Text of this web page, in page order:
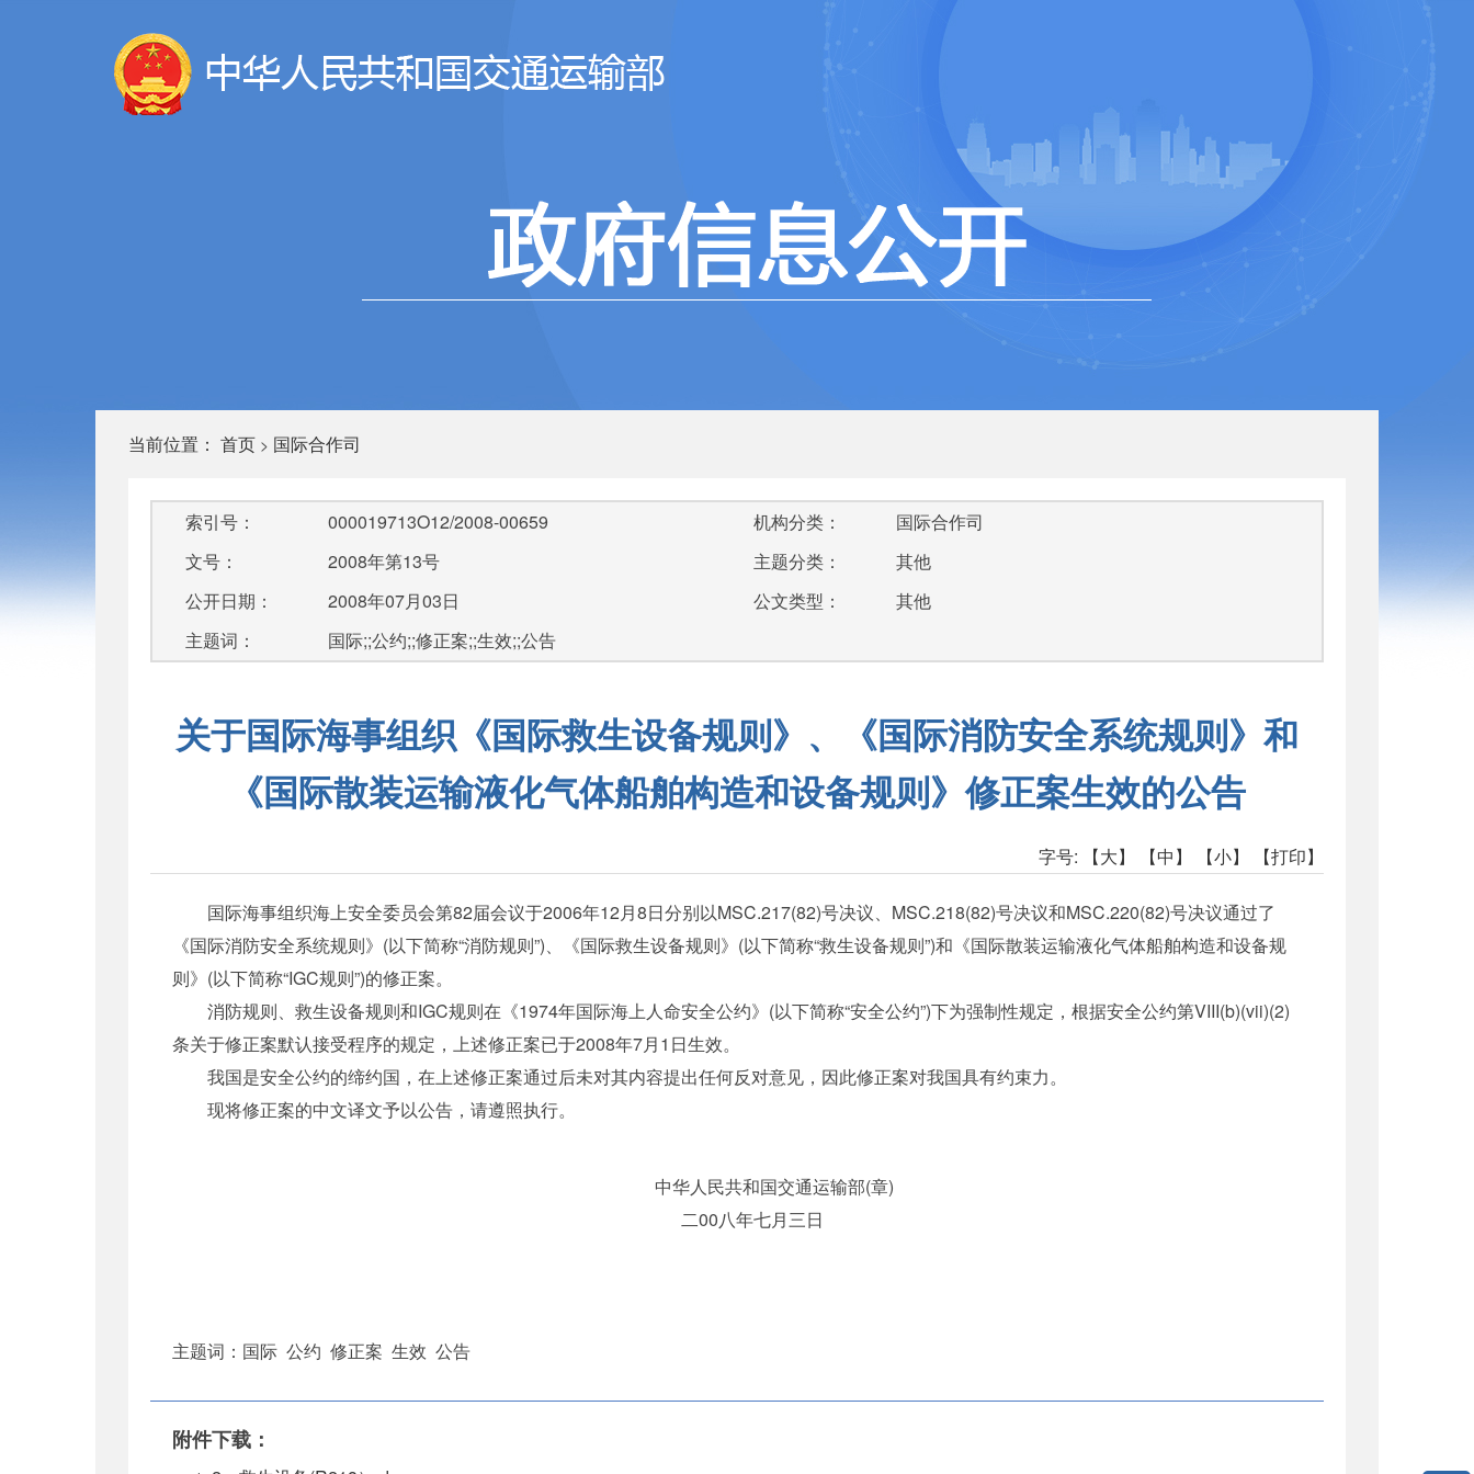
当前位置： 首页 > 国际合作司
索引号：
000019713O12/2008-00659
文号：
2008年第13号
公开日期：
2008年07月03日
主题词：
国际;;公约;;修正案;;生效;;公告
机构分类：
国际合作司
主题分类：
其他
公文类型：
其他
关于国际海事组织《国际救生设备规则》、《国际消防安全系统规则》和
《国际散装运输液化气体船舶构造和设备规则》修正案生效的公告
字号: 【大】 【中】 【小】 【打印】
国际海事组织海上安全委员会第82届会议于2006年12月8日分别以MSC.217(82)号决议、MSC.218(82)号决议和MSC.220(82)号决议通过了
《国际消防安全系统规则》(以下简称“消防规则”)、《国际救生设备规则》(以下简称“救生设备规则”)和《国际散装运输液化气体船舶构造和设备规
则》(以下简称“IGC规则”)的修正案。
消防规则、救生设备规则和IGC规则在《1974年国际海上人命安全公约》(以下简称“安全公约”)下为强制性规定，根据安全公约第VIII(b)(vii)(2)
条关于修正案默认接受程序的规定，上述修正案已于2008年7月1日生效。
我国是安全公约的缔约国，在上述修正案通过后未对其内容提出任何反对意见，因此修正案对我国具有约束力。
现将修正案的中文译文予以公告，请遵照执行。
中华人民共和国交通运输部(章)
二00八年七月三日
主题词：国际 公约 修正案 生效 公告
附件下载：